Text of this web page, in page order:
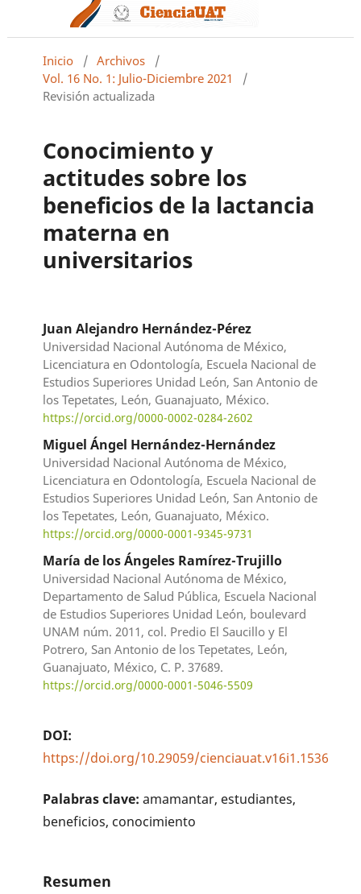
Inicio / Archivos
/
Vol. 16 No. 1: Julio-Diciembre 2021
/
Revisión actualizada
Conocimiento y
actitudes sobre los
beneficios de la lactancia
materna en
universitarios
Juan Alejandro Hernández-Pérez
Universidad Nacional Autónoma de México,
Licenciatura en Odontología, Escuela Nacional de
Estudios Superiores Unidad León, San Antonio de
los Tepetates, León, Guanajuato, México.
https://orcid.org/0000-0002-0284-2602
Miguel Ángel Hernández-Hernández
Universidad Nacional Autónoma de México,
Licenciatura en Odontología, Escuela Nacional de
Estudios Superiores Unidad León, San Antonio de
los Tepetates, León, Guanajuato, México.
https://orcid.org/0000-0001-9345-9731
María de los Ángeles Ramírez-Trujillo
Universidad Nacional Autónoma de México,
Departamento de Salud Pública, Escuela Nacional
de Estudios Superiores Unidad León, boulevard
UNAM núm. 2011, col. Predio El Saucillo y El
Potrero, San Antonio de los Tepetates, León,
Guanajuato, México, C. P. 37689.
https://orcid.org/0000-0001-5046-5509
DOI:
https://doi.org/10.29059/cienciauat.v16i1.1536
Palabras clave:amamantar, estudiantes,
beneficios, conocimiento
Resumen